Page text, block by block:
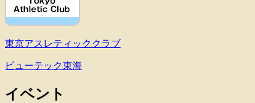
東京アスレティッククラブ
ビューテック東海
イベント